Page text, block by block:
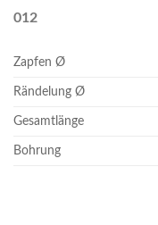
012
Zapfen Ø
Rändelung Ø
Gesamtlänge
Bohrung